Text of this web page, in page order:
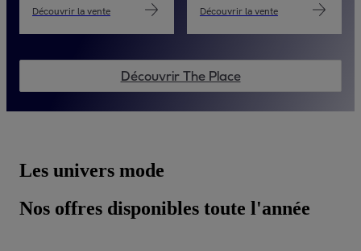
Découvrir la vente Découvrir la vente
Découvrir The Place
Les univers mode
Nos offres disponibles toute l'année